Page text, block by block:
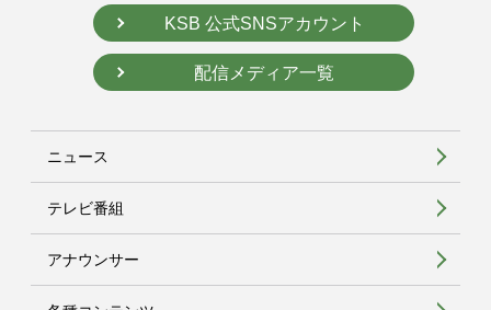
KSB 公式SNSアカウント
配信メディア一覧
ニュース
テレビ番組
アナウンサー